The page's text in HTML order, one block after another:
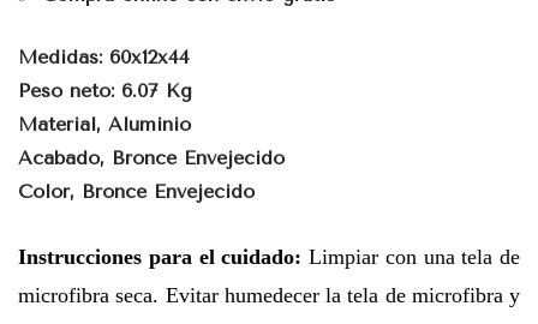
Medidas: 60x12x44
Peso neto: 6.07 Kg
Material, Aluminio
Acabado, Bronce Envejecido
Color, Bronce Envejecido
Instrucciones para el cuidado: Limpiar con una tela de
microfibra seca. Evitar humedecer la tela de microfibra y